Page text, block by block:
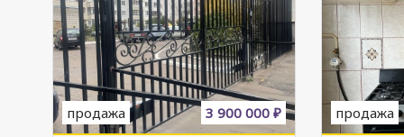
продажа 3 900 000 ₽ продажа